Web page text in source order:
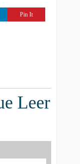
Pin It
Leer